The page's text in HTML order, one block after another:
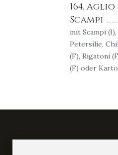
164.
Scampi
mit Scampi
Petersilie,
(F), Rigatoni
(F) oder